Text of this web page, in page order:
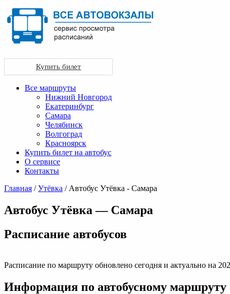
Купить билет
Все маршруты
Нижний Новгород
Екатеринбург
Самара
Челябинск
Волгоград
Красноярск
Купить билет на автобус
О сервисе
Контакты
Главная /Утёвка / Автобус Утёвка - Самара
Автобус Утёвка — Самара
Раcписание автобусов
Расписание по маршруту обновлено сегодня и актуально на
Информация по автобусному